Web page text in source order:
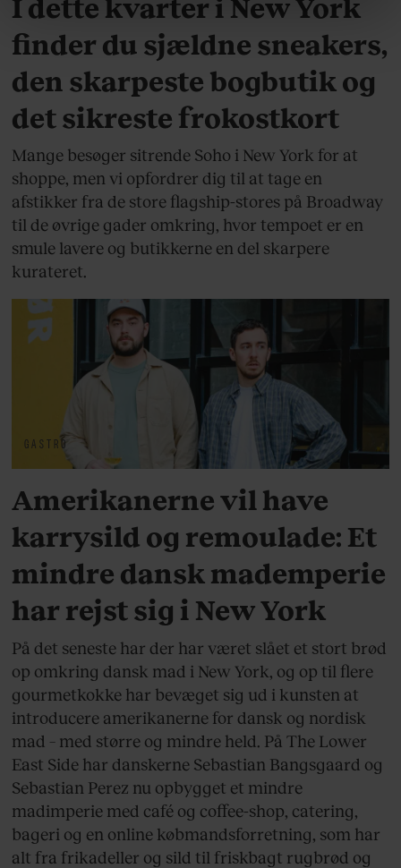
behandling af dine personoplysninger i forbindelse
cookiepolitik
I dette kvarter i New York
finder du sjældne sneakers,
den skarpeste bogbutik og
det sikreste frokostkort
Mange besøger sitrende Soho i New York for at
shoppe, men vi opfordrer dig til at tage en
afstikker fra de store flagship-stores på Broadway
til de øvrige gader omkring, hvor tempoet er en
smule lavere og butikkerne en del skarpere
kurateret.
GASTRO
Amerikanerne vil have
karrysild og remoulade: Et
mindre dansk mademperie
har rejst sig i New York
På det seneste har der har været slået et stort brød
op omkring dansk mad i New York, og op til flere
gourmetkokke har bevæget sig ud i kunsten at
introducere amerikanerne for dansk og nordisk
mad – med større og mindre held. På The Lower
East Side har danskerne Sebastian Bangsgaard og
Sebastian Perez nu opbygget et mindre
madimperie med café og coffee-shop, catering,
bageri og en online købmandsforretning, som har
alt fra frikadeller og sild til friskbagt rugbrød og